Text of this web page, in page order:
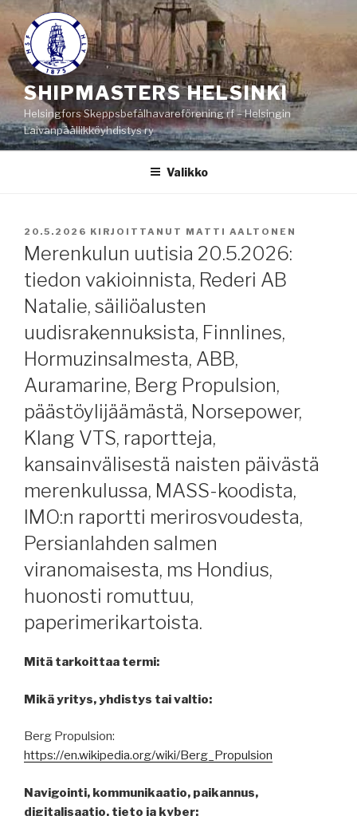
Siirry
sisältöön
SHIPMASTERS HELSINKI
Helsingfors Skeppsbefälhavareförening rf – Helsingin
Laivanpäällikköyhdistys ry
Valikko
JULKAISTU
20.5.2026 KIRJOITTANUT MATTI AALTONEN
Merenkulun uutisia 20.5.2026:
tiedon vakioinnista, Rederi AB
Natalie, säiliöalusten
uudisrakennuksista, Finnlines,
Hormuzinsalmesta, ABB,
Auramarine, Berg Propulsion,
päästöylijäämästä, Norsepower,
Klang VTS, raportteja,
kansainvälisestä naisten päivästä
merenkulussa, MASS-koodista,
IMO:n raportti merirosvoudesta,
Persianlahden salmen
viranomaisesta, ms Hondius,
huonosti romuttuu,
paperimerikartoista.
Mitä tarkoittaa termi:
Mikä yritys, yhdistys tai valtio:
Berg Propulsion:
https://en.wikipedia.org/wiki/Berg_Propulsion
Navigointi, kommunikaatio, paikannus,
digitalisaatio, tieto ja kyber: